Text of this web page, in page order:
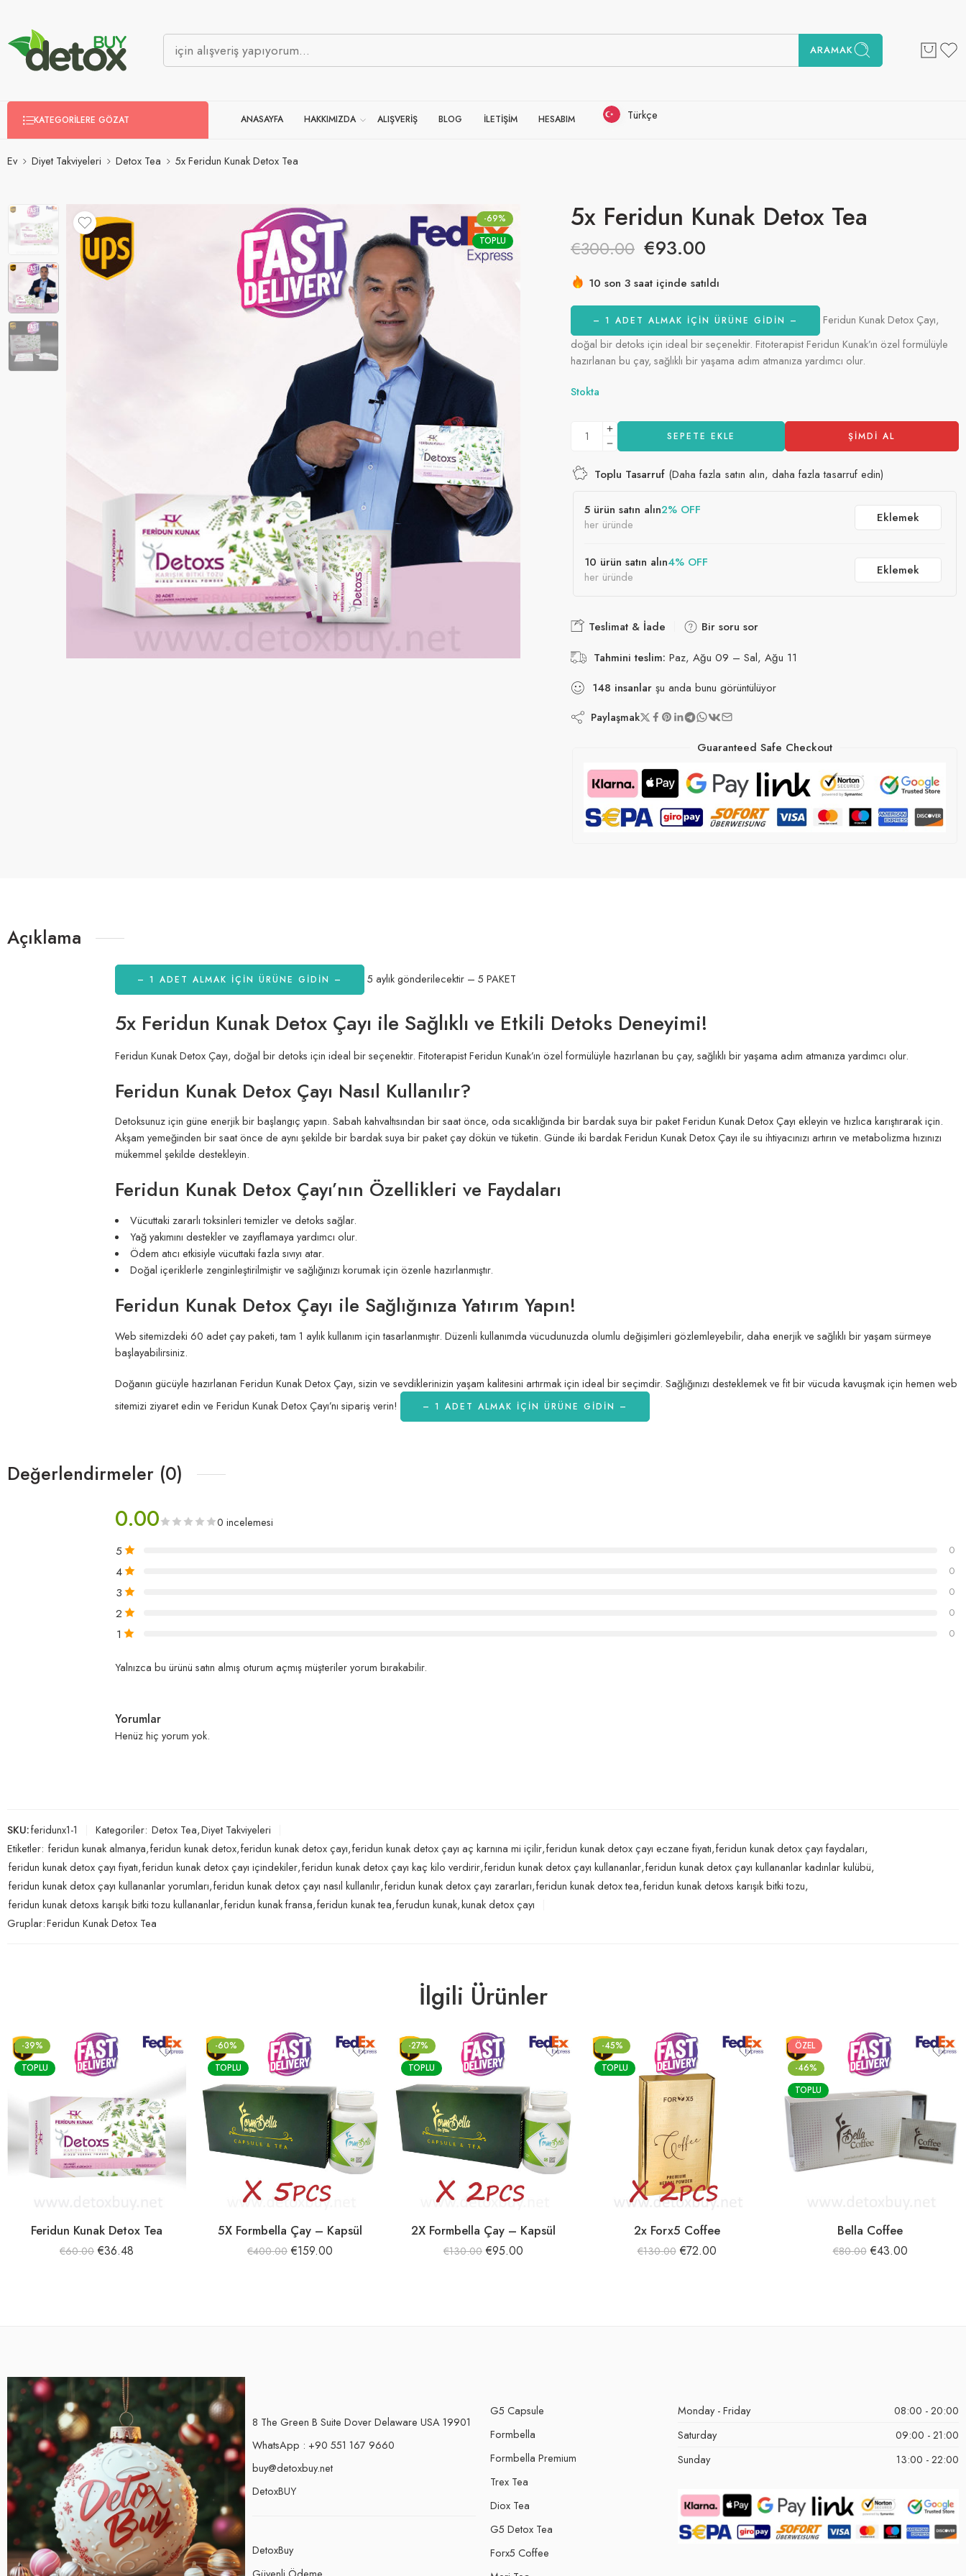
ARAMAK
KATEGORILERE GÖZAT ANASAYFA HAKKIMIZDA ALIŞVERİŞ BLOG İLETİŞİM HESABIM Türkçe
Ev Diyet Takviyeleri Detox Tea 5x Feridun Kunak Detox Tea
-69%
TOPLU
5x Feridun Kunak Detox Tea
€300.00 €93.00
10 son 3 saat içinde satıldı
– 1 ADET ALMAK IÇIN ÜRÜNE GİDİN –
Feridun Kunak Detox Çayı,
doğal bir detoks için ideal bir seçenektir. Fitoterapist Feridun Kunak’ın özel formülüyle
hazırlanan bu çay, sağlıklı bir yaşama adım atmanıza yardımcı olur.
Stokta
SEPETE EKLE ŞIMDI AL
Toplu Tasarruf (Daha fazla satın alın, daha fazla tasarruf edin)
5 ürün satın alın2% OFF
her üründe
Eklemek
10 ürün satın alın4% OFF
her üründe
Eklemek
Teslimat & İade
Bir soru sor
Tahmini teslim: Paz, Ağu 09 – Sal, Ağu 11
148 insanlar şu anda bunu görüntülüyor
Paylaşmak
Guaranteed Safe Checkout
Açıklama
– 1 ADET ALMAK IÇIN ÜRÜNE GİDİN – 5 aylık gönderilecektir – 5 PAKET
5x Feridun Kunak Detox Çayı ile Sağlıklı ve Etkili Detoks Deneyimi!
Feridun Kunak Detox Çayı, doğal bir detoks için ideal bir seçenektir. Fitoterapist Feridun Kunak’ın özel formülüyle hazırlanan bu çay, sağlıklı bir yaşama adım atmanıza yardımcı olur.
Feridun Kunak Detox Çayı Nasıl Kullanılır?
Detoksunuz için güne enerjik bir başlangıç yapın. Sabah kahvaltısından bir saat önce, oda sıcaklığında bir bardak suya bir paket Feridun Kunak Detox Çayı ekleyin ve hızlıca karıştırarak için.
Akşam yemeğinden bir saat önce de aynı şekilde bir bardak suya bir paket çay dökün ve tüketin. Günde iki bardak Feridun Kunak Detox Çayı ile su ihtiyacınızı artırın ve metabolizma hızınızı
mükemmel şekilde destekleyin.
Feridun Kunak Detox Çayı’nın Özellikleri ve Faydaları
Vücuttaki zararlı toksinleri temizler ve detoks sağlar.
Yağ yakımını destekler ve zayıflamaya yardımcı olur.
Ödem atıcı etkisiyle vücuttaki fazla sıvıyı atar.
Doğal içeriklerle zenginleştirilmiştir ve sağlığınızı korumak için özenle hazırlanmıştır.
Feridun Kunak Detox Çayı ile Sağlığınıza Yatırım Yapın!
Web sitemizdeki 60 adet çay paketi, tam 1 aylık kullanım için tasarlanmıştır. Düzenli kullanımda vücudunuzda olumlu değişimleri gözlemleyebilir, daha enerjik ve sağlıklı bir yaşam sürmeye
başlayabilirsiniz.
Doğanın gücüyle hazırlanan Feridun Kunak Detox Çayı, sizin ve sevdiklerinizin yaşam kalitesini artırmak için ideal bir seçimdir. Sağlığınızı desteklemek ve fit bir vücuda kavuşmak için hemen web
sitemizi ziyaret edin ve Feridun Kunak Detox Çayı’nı sipariş verin!
– 1 ADET ALMAK IÇIN ÜRÜNE GİDİN –
Değerlendirmeler (0)
0.00 0 incelemesi
5 0
4 0
3 0
2 0
1 0
Yalnızca bu ürünü satın almış oturum açmış müşteriler yorum bırakabilir.
Yorumlar
Henüz hiç yorum yok.
SKU:feridunx1-1 Kategoriler: Detox Tea,Diyet Takviyeleri
Etiketler: feridun kunak almanya,feridun kunak detox,feridun kunak detox çayı,feridun kunak detox çayı aç karnına mi içilir,feridun kunak detox çayı eczane fiyatı,feridun kunak detox çayı faydaları,
feridun kunak detox çayı fiyatı,feridun kunak detox çayı içindekiler,feridun kunak detox çayı kaç kilo verdirir,feridun kunak detox çayı kullananlar,feridun kunak detox çayı kullananlar kadınlar kulübü,
feridun kunak detox çayı kullananlar yorumları,feridun kunak detox çayı nasıl kullanılır,feridun kunak detox çayı zararları,feridun kunak detox tea,feridun kunak detoxs karışık bitki tozu,
feridun kunak detoxs karışık bitki tozu kullananlar,feridun kunak fransa,feridun kunak tea,ferudun kunak,kunak detox çayı
Gruplar:Feridun Kunak Detox Tea
İlgili Ürünler
-39%
TOPLU
Feridun Kunak Detox Tea
€60.00 €36.48
-60%
TOPLU
5X Formbella Çay – Kapsül
€400.00 €159.00
-27%
TOPLU
2X Formbella Çay – Kapsül
€130.00 €95.00
-45%
TOPLU
2x Forx5 Coffee
€130.00 €72.00
ÖZEL
-46%
TOPLU
Bella Coffee
€80.00 €43.00
8 The Green B Suite Dover Delaware USA 19901
WhatsApp : +90 551 167 9660
buy@detoxbuy.net
DetoxBUY
DetoxBuy
G5 Capsule
Formbella
Formbella Premium
Trex Tea
Diox Tea
G5 Detox Tea
Forx5 Coffee
Monday - Friday
08:00 - 20:00
Saturday
09:00 - 21:00
Sunday
13:00 - 22:00